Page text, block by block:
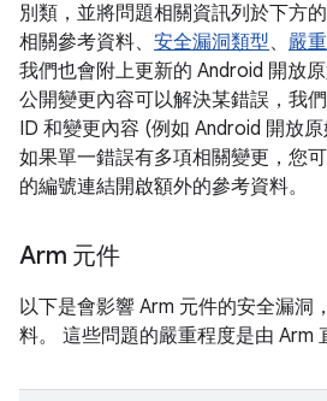
別類，並將問題相關資訊列於下方的
相關參考資料、 安全漏洞類型、 嚴
我們也會附上更新的 Android 開放
公開變更內容可以解決某錯誤，我
ID 和變更內容 (例如 Android 開放原
如果單一錯誤有多項相關變更，您
的編號連結開啟額外的參考資料。
Arm 元件
以下是會影響 Arm 元件的安全漏洞
料。 這些問題的嚴重程度是由 Arm